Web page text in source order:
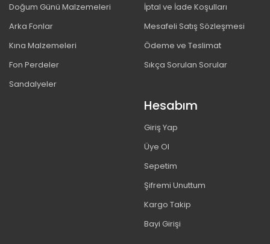
Doğum Günü Malzemeleri
Arka Fonlar
Kına Malzemeleri
Fon Perdeler
Sandalyeler
İptal ve İade Koşulları
Mesafeli Satış Sözleşmesi
Ödeme ve Teslimat
Sıkça Sorulan Sorular
Hesabım
Giriş Yap
Üye Ol
Sepetim
Şifremi Unuttum
Kargo Takip
Bayi Girişi